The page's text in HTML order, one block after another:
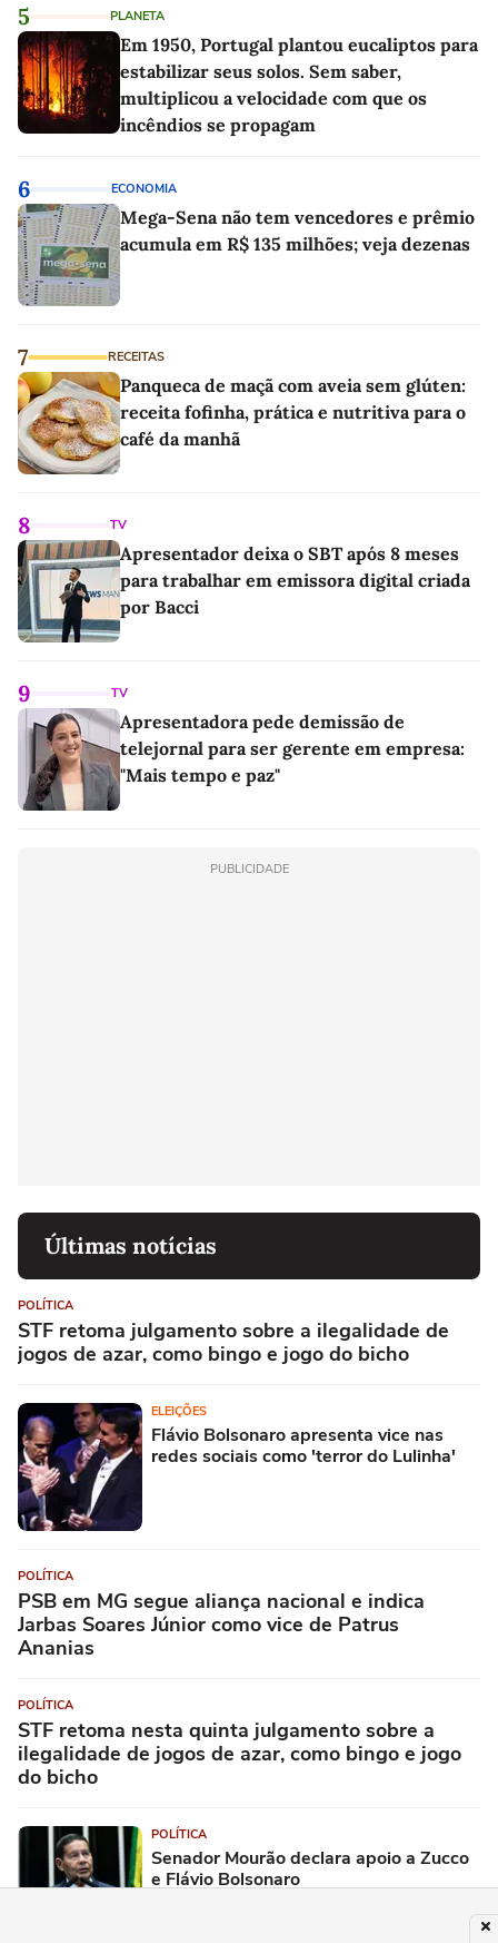
5 PLANETA
Em 1950, Portugal plantou eucaliptos para
estabilizar seus solos. Sem saber,
multiplicou a velocidade com que os
incêndios se propagam
6 ECONOMIA
Mega-Sena não tem vencedores e prêmio
acumula em R$ 135 milhões; veja dezenas
7 RECEITAS
Panqueca de maçã com aveia sem glúten:
receita fofinha, prática e nutritiva para o
café da manhã
8 TV
Apresentador deixa o SBT após 8 meses
para trabalhar em emissora digital criada
por Bacci
9 TV
Apresentadora pede demissão de
telejornal para ser gerente em empresa:
"Mais tempo e paz"
PUBLICIDADE
Últimas notícias
POLÍTICA
STF retoma julgamento sobre a ilegalidade de
jogos de azar, como bingo e jogo do bicho
ELEIÇÕES
Flávio Bolsonaro apresenta vice nas
redes sociais como 'terror do Lulinha'
POLÍTICA
PSB em MG segue aliança nacional e indica
Jarbas Soares Júnior como vice de Patrus
Ananias
POLÍTICA
STF retoma nesta quinta julgamento sobre a
ilegalidade de jogos de azar, como bingo e jogo
do bicho
POLÍTICA
Senador Mourão declara apoio a Zucco
e Flávio Bolsonaro